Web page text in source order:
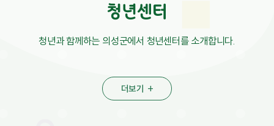
청년센터
청년과 함께하는 의성군에서 청년센터를 소개합니다.
더보기